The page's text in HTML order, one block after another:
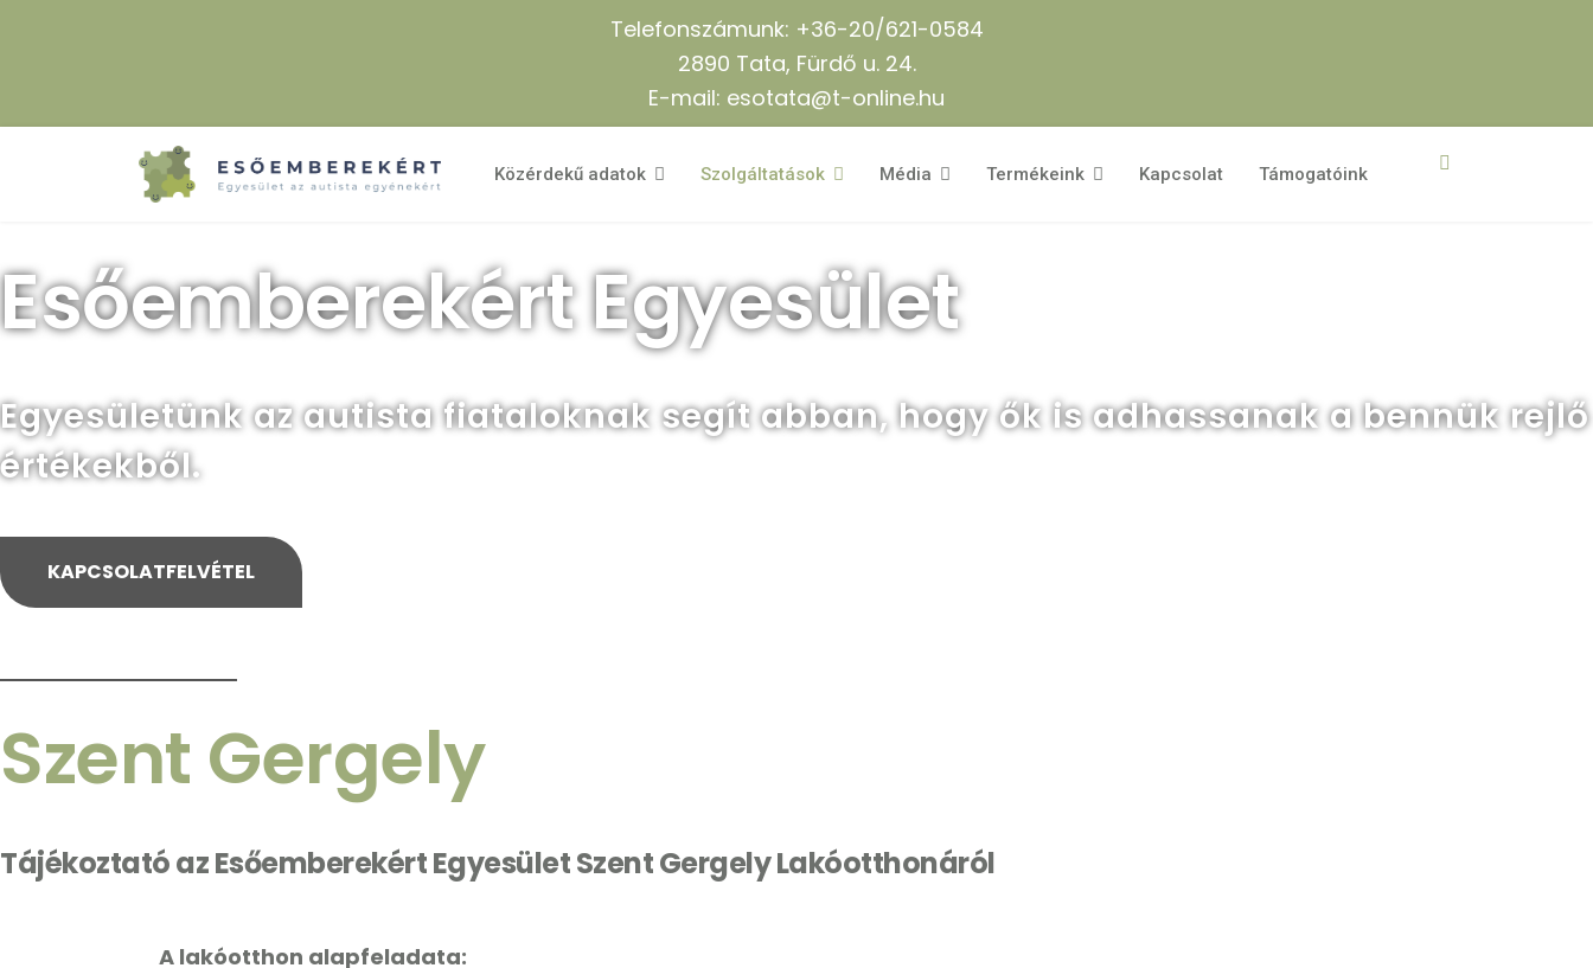
Telefonszámunk: +36-20/621-0584
2890 Tata, Fürdő u. 24.
E-mail: esotata@t-online.hu
Közérdekű adatok Szolgáltatások Média Termékeink Kapcsolat Támogatóink
Esőemberekért Egyesület
Egyesületünk az autista fiataloknak segít abban, hogy ők is adhassanak a bennük rejlő
értékekből.
KAPCSOLATFELVÉTEL
Szent Gergely
Tájékoztató az Esőemberekért Egyesület Szent Gergely Lakóotthonáról
A lakóotthon alapfeladata: